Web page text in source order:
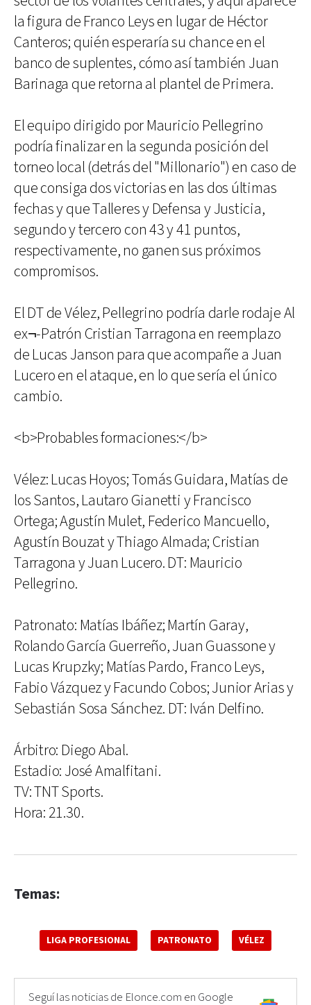
la figura de Franco Leys en lugar de Héctor
Canteros; quién esperaría su chance en el
banco de suplentes, cómo así también Juan
Barinaga que retorna al plantel de Primera.
El equipo dirigido por Mauricio Pellegrino
podría finalizar en la segunda posición del
torneo local (detrás del "Millonario") en caso de
que consiga dos victorias en las dos últimas
fechas y que Talleres y Defensa y Justicia,
segundo y tercero con 43 y 41 puntos,
respectivamente, no ganen sus próximos
compromisos.
El DT de Vélez, Pellegrino podría darle rodaje Al
ex¬-Patrón Cristian Tarragona en reemplazo
de Lucas Janson para que acompañe a Juan
Lucero en el ataque, en lo que sería el único
cambio.
<b>Probables formaciones:</b>
Vélez: Lucas Hoyos; Tomás Guidara, Matías de
los Santos, Lautaro Gianetti y Francisco
Ortega; Agustín Mulet, Federico Mancuello,
Agustín Bouzat y Thiago Almada; Cristian
Tarragona y Juan Lucero. DT: Mauricio
Pellegrino.
Patronato: Matías Ibáñez; Martín Garay,
Rolando García Guerreño, Juan Guassone y
Lucas Krupzky; Matías Pardo, Franco Leys,
Fabio Vázquez y Facundo Cobos; Junior Arias y
Sebastián Sosa Sánchez. DT: Iván Delfino.
Árbitro: Diego Abal.
Estadio: José Amalfitani.
TV: TNT Sports.
Hora: 21.30.
Temas:
LIGA PROFESIONAL PATRONATO VÉLEZ
Seguí las noticias de Elonce.com en Google